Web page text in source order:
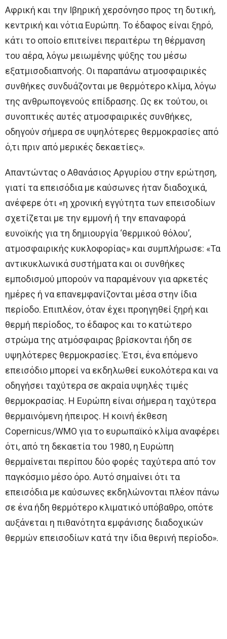
Αφρική και την Ιβηρική χερσόνησο προς τη δυτική,
κεντρική και νότια Ευρώπη. Το έδαφος είναι ξηρό,
κάτι το οποίο επιτείνει περαιτέρω τη θέρμανση
του αέρα, λόγω μειωμένης ψύξης του μέσω
εξατμισοδιαπνοής. Οι παραπάνω ατμοσφαιρικές
συνθήκες συνδυάζονται με θερμότερο κλίμα, λόγω
της ανθρωπογενούς επίδρασης. Ως εκ τούτου, οι
συνοπτικές αυτές ατμοσφαιρικές συνθήκες,
οδηγούν σήμερα σε υψηλότερες θερμοκρασίες από
ό,τι πριν από μερικές δεκαετίες».
Απαντώντας ο Αθανάσιος Αργυρίου στην ερώτηση,
γιατί τα επεισόδια με καύσωνες ήταν διαδοχικά,
ανέφερε ότι «η χρονική εγγύτητα των επεισοδίων
σχετίζεται με την εμμονή ή την επαναφορά
ευνοϊκής για τη δημιουργία ‘θερμικού θόλου’,
ατμοσφαιρικής κυκλοφορίας» και συμπλήρωσε: «Τα
αντικυκλωνικά συστήματα και οι συνθήκες
εμποδισμού μπορούν να παραμένουν για αρκετές
ημέρες ή να επανεμφανίζονται μέσα στην ίδια
περίοδο. Επιπλέον, όταν έχει προηγηθεί ξηρή και
θερμή περίοδος, το έδαφος και το κατώτερο
στρώμα της ατμόσφαιρας βρίσκονται ήδη σε
υψηλότερες θερμοκρασίες. Έτσι, ένα επόμενο
επεισόδιο μπορεί να εκδηλωθεί ευκολότερα και να
οδηγήσει ταχύτερα σε ακραία υψηλές τιμές
θερμοκρασίας. Η Ευρώπη είναι σήμερα η ταχύτερα
θερμαινόμενη ήπειρος. Η κοινή έκθεση
Copernicus/WMO για το ευρωπαϊκό κλίμα αναφέρει
ότι, από τη δεκαετία του 1980, η Ευρώπη
θερμαίνεται περίπου δύο φορές ταχύτερα από τον
παγκόσμιο μέσο όρο. Αυτό σημαίνει ότι τα
επεισόδια με καύσωνες εκδηλώνονται πλέον πάνω
σε ένα ήδη θερμότερο κλιματικό υπόβαθρο, οπότε
αυξάνεται η πιθανότητα εμφάνισης διαδοχικών
θερμών επεισοδίων κατά την ίδια θερινή περίοδο».